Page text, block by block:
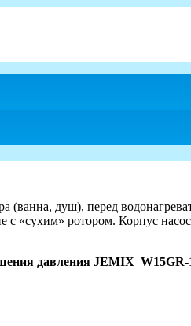
душ), перед
ротором. Корпус
давления JEMIX W15GR-